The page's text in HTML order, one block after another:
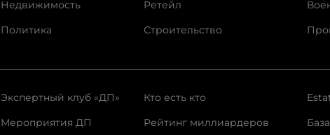
Недвижимость
Политика
Ретейл
Строительство
Экспертный клуб «ДП»
Мероприятия ДП
Кто есть кто
Рейтинг миллиардеров